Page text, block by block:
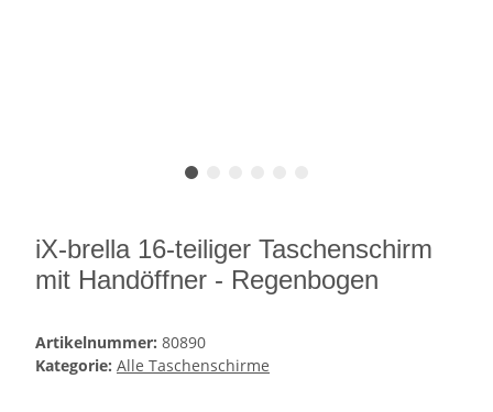
iX-brella 16-teiliger Taschenschirm
mit Handöffner - Regenbogen
Artikelnummer: 80890
Kategorie: Alle Taschenschirme